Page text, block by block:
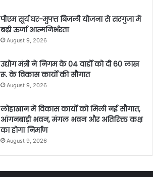
पीएम सूर्य घर-मुफ्त बिजली योजना से सरगुजा में
बढ़ी ऊर्जा आत्मनिर्भरता
August 9, 2026
उद्योग मंत्री ने निगम के 04 वार्डाे को दी 60 लाख
रू. के विकास कार्याे की सौगात
August 9, 2026
लोहाखान में विकास कार्यों को मिली नई सौगात,
आंगनबाड़ी भवन, मंगल भवन और अतिरिक्त कक्ष
का होगा निर्माण
August 9, 2026